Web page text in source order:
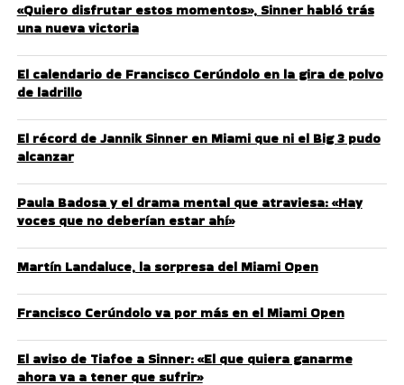
«Quiero disfrutar estos momentos», Sinner habló trás
una nueva victoria
El calendario de Francisco Cerúndolo en la gira de polvo
de ladrillo
El récord de Jannik Sinner en Miami que ni el Big 3 pudo
alcanzar
Paula Badosa y el drama mental que atraviesa: «Hay
voces que no deberían estar ahí»
Martín Landaluce, la sorpresa del Miami Open
Francisco Cerúndolo va por más en el Miami Open
El aviso de Tiafoe a Sinner: «El que quiera ganarme
ahora va a tener que sufrir»